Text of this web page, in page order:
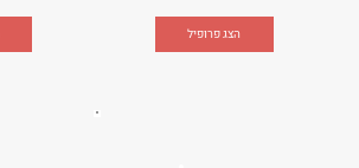
הצג פרופיל